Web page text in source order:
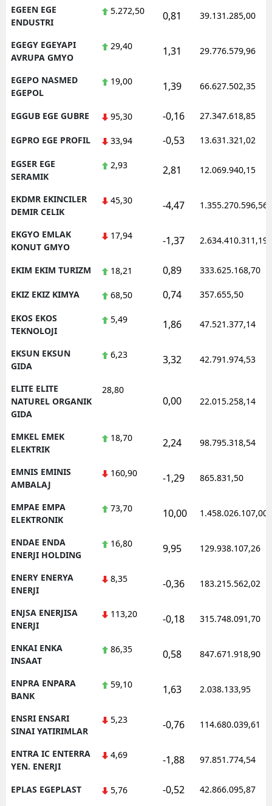
EGEEN EGE
ENDUSTRI
5.272,50 0,81 39.131.285,00
EGEGY EGEYAPI
AVRUPA GMYO
29,40 1,31 29.776.579,96
EGEPO NASMED
EGEPOL
19,00 1,39 66.627.502,35
EGGUB EGE GUBRE 95,30 -0,16 27.347.618,85
EGPRO EGE PROFIL 33,94 -0,53 13.631.321,02
EGSER EGE
SERAMIK
2,93 2,81 12.069.940,15
EKDMR EKINCILER
DEMIR CELIK
45,30 -4,47 1.355.270.596,56
EKGYO EMLAK
KONUT GMYO
17,94 -1,37 2.634.410.311,19
EKIM EKIM TURIZM 18,21 0,89 333.625.168,70
EKIZ EKIZ KIMYA 68,50 0,74 357.655,50
EKOS EKOS
TEKNOLOJI
5,49 1,86 47.521.377,14
EKSUN EKSUN
GIDA
6,23 3,32 42.791.974,53
ELITE ELITE
NATUREL ORGANIK
GIDA
28,80
0,00 22.015.258,14
EMKEL EMEK
ELEKTRIK
18,70 2,24 98.795.318,54
EMNIS EMINIS
AMBALAJ
160,90 -1,29 865.831,50
EMPAE EMPA
ELEKTRONIK
73,70 10,00 1.458.026.107,00
ENDAE ENDA
ENERJI HOLDING
16,80 9,95 129.938.107,26
ENERY ENERYA
ENERJI
8,35 -0,36 183.215.562,02
ENJSA ENERJISA
ENERJI
113,20 -0,18 315.748.091,70
ENKAI ENKA
INSAAT
86,35 0,58 847.671.918,90
ENPRA ENPARA
BANK
59,10 1,63 2.038.133,95
ENSRI ENSARI
SINAI YATIRIMLAR
5,23 -0,76 114.680.039,61
ENTRA IC ENTERRA
YEN. ENERJI
4,69 -1,88 97.851.774,54
EPLAS EGEPLAST 5,76 -0,52 42.866.095,87